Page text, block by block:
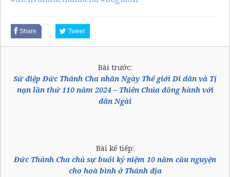
Share Tweet
Bài trước:
Sứ điệp Đức Thánh Cha nhân Ngày Thế giới Di dân và Tị
nạn lần thứ 110 năm 2024 – Thiên Chúa đồng hành với
dân Ngài
Bài kế tiếp:
Đức Thánh Cha chủ sự buổi kỷ niệm 10 năm cầu nguyện
cho hoà bình ở Thánh địa